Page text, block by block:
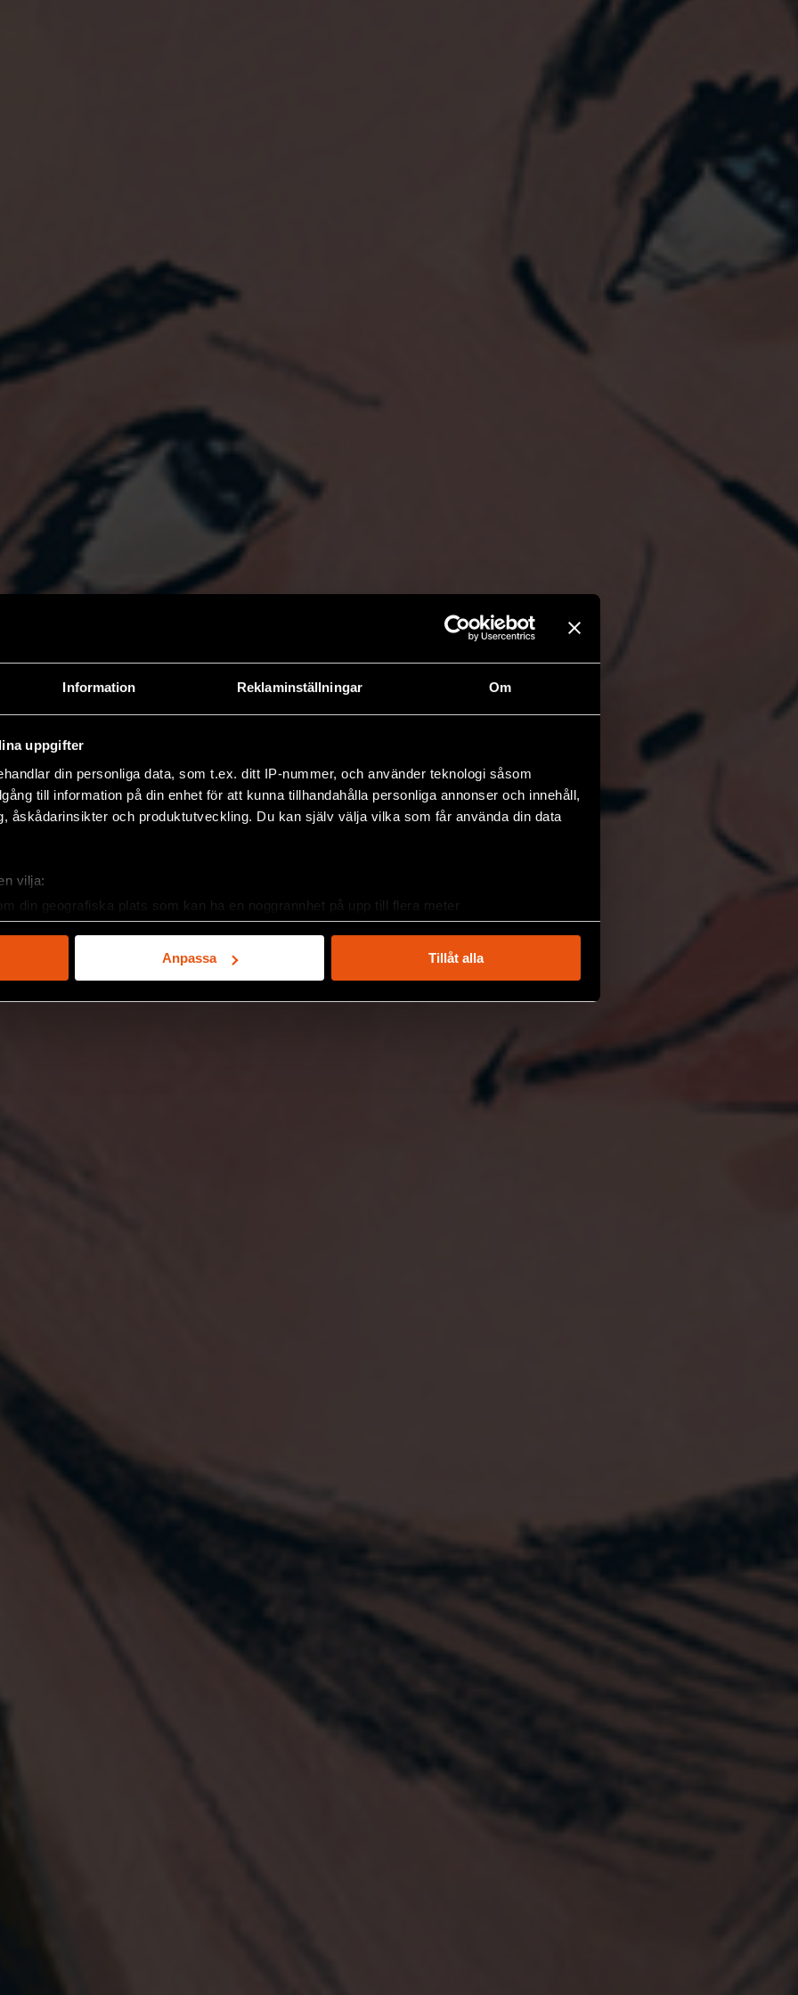
Information Reklaminställningar Om
uppgifter
din personliga data, som t.ex. ditt IP-nummer, och använder teknologi såsom
till information på din enhet för att kunna tillhandahålla personliga annonser och innehåll,
åskådarinsikter och produktutveckling. Du kan själv välja vilka som får använda din data
vilja:
din geografiska plats som kan ha en noggrannhet på upp till flera meter
att aktivt skanna den för specifika kännetecken (fingeravtryck)
uppgifter behandlas och ställ in dina preferenser i
detaljsektionen. Du kan ändra
och analysföretag som vi samarbetar med. Dessa kan i sin tur kombinera informationen
har tillhandahållit eller som de har samlat in när du har använt deras tjänster.
Anpassa Tillåt alla